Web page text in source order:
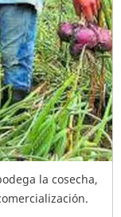
la cosecha,